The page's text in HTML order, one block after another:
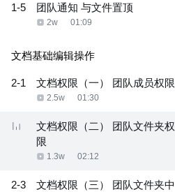
1-5 团队通知 与文件置顶
2w 01:09
文档基础编辑操作
2-1 文档权限（一） 团队成员权限
2.5w 01:30
文档权限（二） 团队文件夹权
限
1.3w 02:12
2-3
文档权限（三） 团队文件夹中